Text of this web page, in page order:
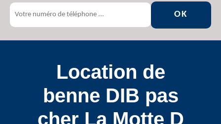
Location de
benne DIB pas
cher La Motte D